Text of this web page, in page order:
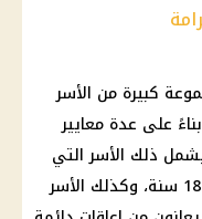
كبيرة من الأسر
على عدة معايير
ذلك الأسر التي
تضم أطفالًا من حديثي الولادة وحتى 18 سنة، وكذلك الأسر